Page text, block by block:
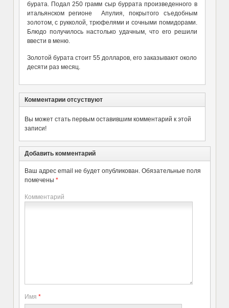
бурата. Подал 250 грамм сыр буррата произведенного в
итальянском регионе Апулия, покрытого съедобным
золотом, с рукколой, трюфелями и сочными помидорами.
Блюдо получилось настолько удачным, что его решили
ввести в меню.
Золотой бурата стоит 55 долларов, его заказывают около
десяти раз месяц.
Комментарии отсуствуют
Вы может стать первым оставившим комментарий к этой
записи!
Добавить комментарий
Ваш адрес email не будет опубликован. Обязательные поля
помечены *
Комментарий
Имя *